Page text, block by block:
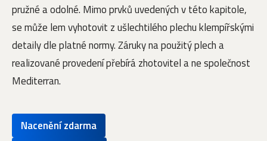
pružné a odolné. Mimo prvků uvedených v této kapitole,
se může lem vyhotovit z ušlechtilého plechu klempířskými
detaily dle platné normy. Záruky na použitý plech a
realizované provedení přebírá zhotovitel a ne společnost
Mediterran.
Nacenění zdarma